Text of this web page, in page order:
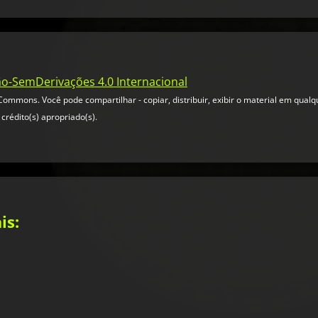
SemDerivações 4.0 Internacional
Você pode compartilhar - copiar, distribuir, exibir o material em
apropriado(s).